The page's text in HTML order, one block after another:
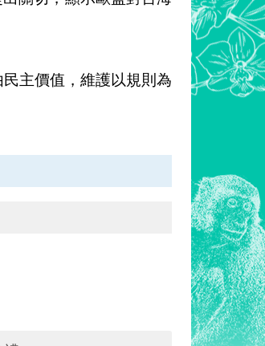
主價值，維護以規則為